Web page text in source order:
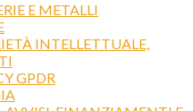
E METALLI
INTELLETTUALE,
GPDR